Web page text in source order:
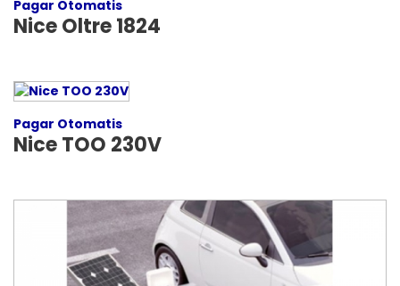
Pagar Otomatis
Nice Oltre 1824
Pagar Otomatis
Nice TOO 230V